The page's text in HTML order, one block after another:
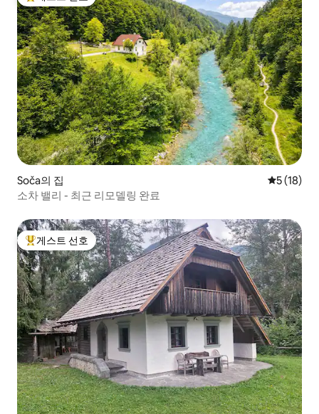
상위 게스트 선호
Soča의 집 평점 5점
5 (18)
소차 밸리 - 최근 리모델링 완료
상위 게스트 선호
게스트 선호